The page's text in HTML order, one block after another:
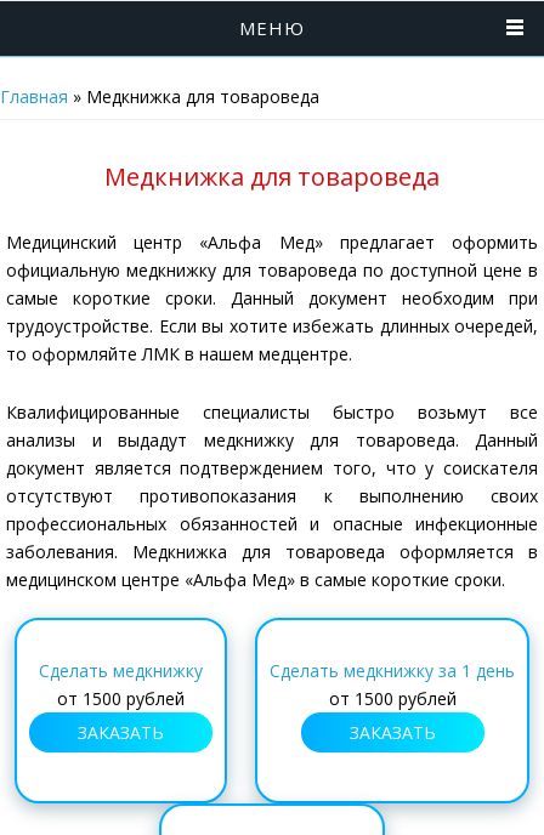
МЕНЮ
Главная » Медкнижка для товароведа
Медкнижка для товароведа
Медицинский центр «Альфа Мед» предлагает оформить
официальную медкнижку для товароведа по доступной цене в
самые короткие сроки. Данный документ необходим при
трудоустройстве. Если вы хотите избежать длинных очередей,
то оформляйте ЛМК в нашем медцентре.
Квалифицированные специалисты быстро возьмут все
анализы и выдадут медкнижку для товароведа. Данный
документ является подтверждением того, что у соискателя
отсутствуют противопоказания к выполнению своих
профессиональных обязанностей и опасные инфекционные
заболевания. Медкнижка для товароведа оформляется в
медицинском центре «Альфа Мед» в самые короткие сроки.
Сделать медкнижку
от 1500 рублей
ЗАКАЗАТЬ
Сделать медкнижку за 1 день
от 1500 рублей
ЗАКАЗАТЬ